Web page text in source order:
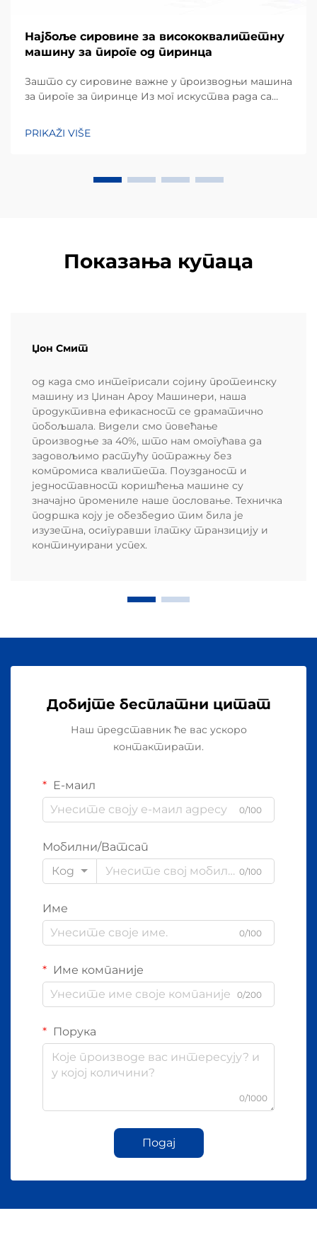
Најбоље сировине за висококвалитетну
машину за пироге од пиринца
Зашто су сировине важне у производњи машина
за пироге за пиринце Из мог искуства рада са
најнепрецјењенијих фактора у постизању
доследног излаза није само машина, већ
PRIKAŽI VIŠE
Показања купаца
Џон Смит
од када смо интегрисали сојину протеинску
машину из Џинан Ароу Машинери, наша
продуктивна ефикасност се драматично
побољшала. Видели смо повећање
производње за 40%, што нам омогућава да
задовољимо растућу потражњу без
компромиса квалитета. Поузданост и
једноставност коришћења машине су
значајно промениле наше пословање. Техничка
подршка коју је обезбедио тим била је
изузетна, осигуравши глатку транзицију и
континуирани успех.
Добијте бесплатни цитат
Наш представник ће вас ускоро
контактирати.
Е-маил
0/100
Мобилни/Ватсап
Код
0/100
Име
0/100
Име компаније
0/200
Порука
0/1000
Подај